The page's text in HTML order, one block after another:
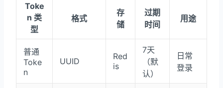
Toke
n 类
型
格式
存
储
过期
时间
用途
普通
Toke
n
UUID
Red
is
7天
（默
认）
日常
登录